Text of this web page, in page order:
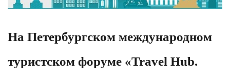
На Петербургском международном
туристском форуме «Travel Hub.